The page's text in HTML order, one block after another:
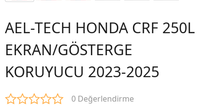
AEL-TECH HONDA CRF 250L
EKRAN/GÖSTERGE
KORUYUCU 2023-2025
0 Değerlendirme